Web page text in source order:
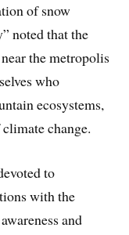
of snow
noted that the
the metropolis
who
ecosystems,
change.
to
with the
and